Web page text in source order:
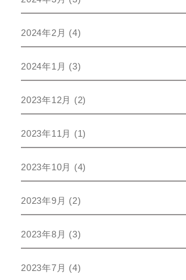
2024年2月 (4)
2024年1月 (3)
2023年12月 (2)
2023年11月 (1)
2023年10月 (4)
2023年9月 (2)
2023年8月 (3)
2023年7月 (4)